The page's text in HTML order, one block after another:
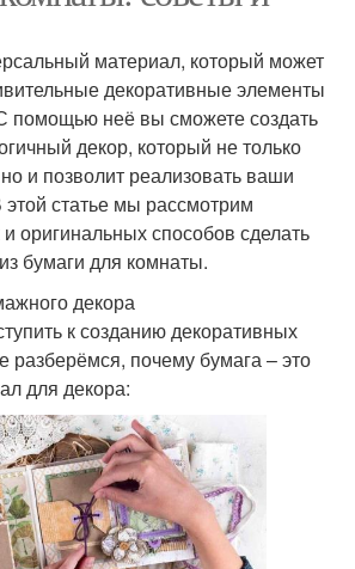
материал, который может
декоративные элементы
помощью неё вы сможете создать
декор, который не только
и позволит реализовать ваши
статье мы рассмотрим
оригинальных способов сделать
бумаги для комнаты.
декора
к созданию декоративных
разберёмся, почему бумага – это
для декора: